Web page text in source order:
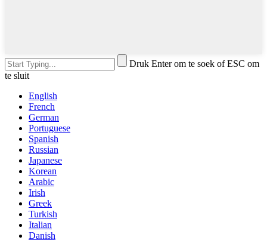
Druk Enter om te soek of ESC om
te sluit
English
French
German
Portuguese
Spanish
Russian
Japanese
Korean
Arabic
Irish
Greek
Turkish
Italian
Danish